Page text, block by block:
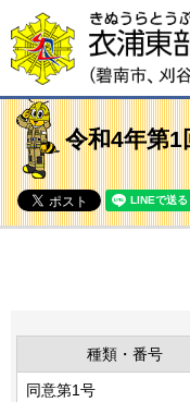
衣浦東部広域連合消防局
立市、高浜市）
令和4年第1
種類・番号
同意第1号